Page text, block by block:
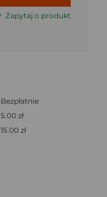
Zapytaj o produkt
Bezpłatnie
5.00 zł
15.00 zł